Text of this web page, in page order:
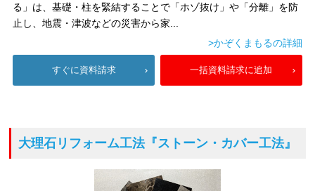
る」は、基礎・柱を緊結することで「ホゾ抜け」や「分離」を防
止し、地震・津波などの災害から家...
>かぞくまもるの詳細
すぐに資料請求 一括資料請求に追加
大理石リフォーム工法『ストーン・カバー工法』